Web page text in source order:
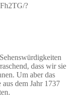
?
dass wir sie
Um aber das
dem Jahr 1737